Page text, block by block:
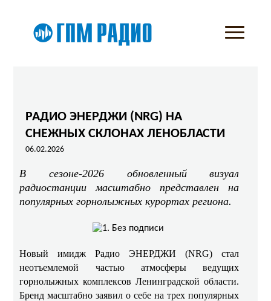
РАДИО ЭНЕРДЖИ (NRG) НА
СНЕЖНЫХ СКЛОНАХ ЛЕНОБЛАСТИ
06.02.2026
В сезоне‑2026 обновленный визуал
радиостанции масштабно представлен на
популярных горнолыжных курортах региона.
Новый имидж Радио ЭНЕРДЖИ (NRG) стал
неотъемлемой частью атмосферы ведущих
горнолыжных комплексов Ленинградской области.
Бренд масштабно заявил о себе на трех популярных